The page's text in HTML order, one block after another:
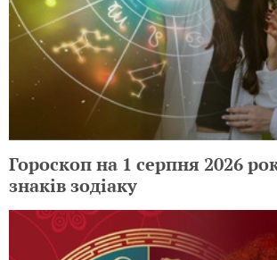
Гороскоп на 1 серпня 2026
знаків зодіаку